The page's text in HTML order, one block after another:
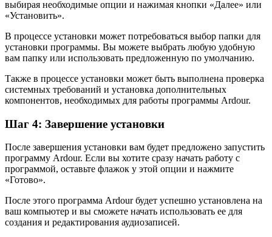
выбирая необходимые опции и нажимая кнопки «Далее» или
«Установить».
В процессе установки может потребоваться выбор папки для
установки программы. Вы можете выбрать любую удобную
вам папку или использовать предложенную по умолчанию.
Также в процессе установки может быть выполнена проверка
системных требований и установка дополнительных
компонентов, необходимых для работы программы Ardour.
Шаг 4: Завершение установки
После завершения установки вам будет предложено запустить
программу Ardour. Если вы хотите сразу начать работу с
программой, оставьте флажок у этой опции и нажмите
«Готово».
После этого программа Ardour будет успешно установлена на
ваш компьютер и вы сможете начать использовать ее для
создания и редактирования аудиозаписей.